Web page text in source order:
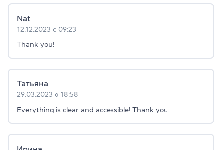
Nat
12.12.2023 о 09:23
Thank you!
Татьяна
29.03.2023 о 18:58
Everything is clear and accessible! Thank you.